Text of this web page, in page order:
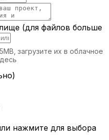
(для файлов больше
загрузите их в облачное
нажмите для выбора